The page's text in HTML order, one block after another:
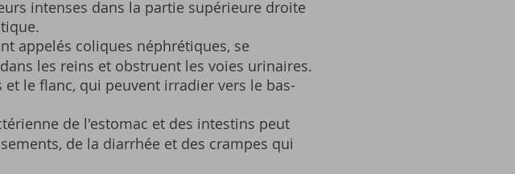
intenses dans la partie supérieure droite
appelés coliques néphrétiques, se
les reins et obstruent les voies urinaires.
le flanc, qui peuvent irradier vers le bas-
de l'estomac et des intestins peut
de la diarrhée et des crampes qui